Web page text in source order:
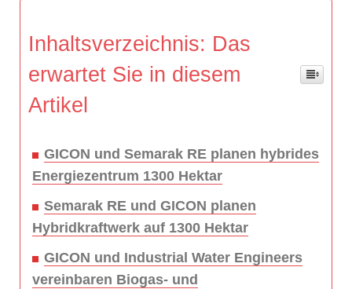
Inhaltsverzeichnis: Das
erwartet Sie in diesem
Artikel
GICON und Semarak RE planen hybrides
Energiezentrum 1300 Hektar
Semarak RE und GICON planen
Hybridkraftwerk auf 1300 Hektar
GICON und Industrial Water Engineers
vereinbaren Biogas- und